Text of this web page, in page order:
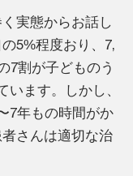
実態からお話し
5%程度おり、7,
7割が子どものう
ます。しかし、
7年もの時間がか
さんは適切な治